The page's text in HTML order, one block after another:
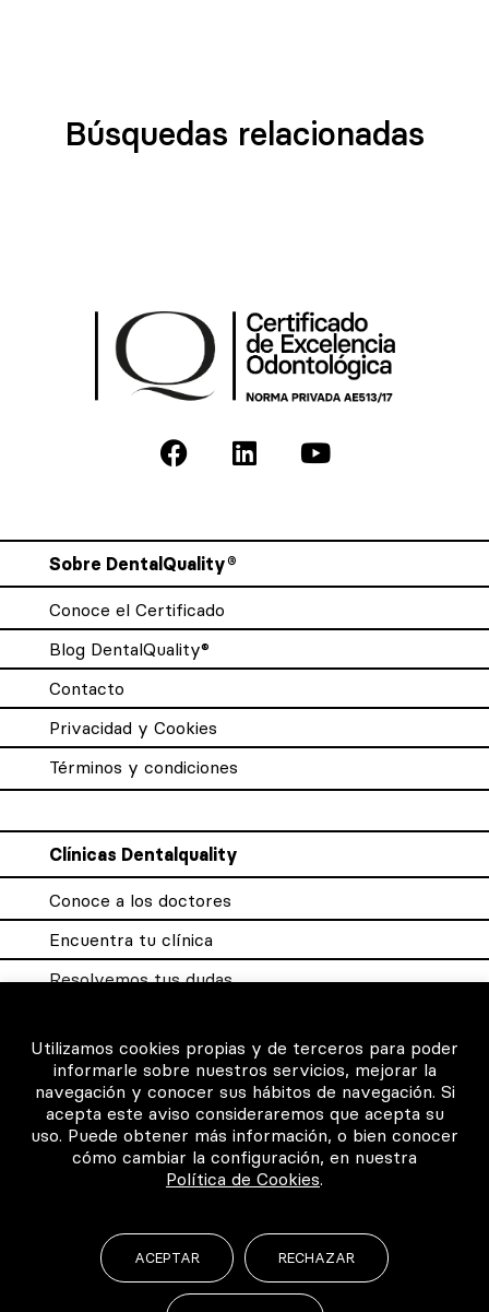
Búsquedas relacionadas
Sobre DentalQuality®
Conoce el Certificado
Blog DentalQuality®
Contacto
Privacidad y Cookies
Términos y condiciones
Clínicas Dentalquality
Conoce a los doctores
Encuentra tu clínica
Resolvemos tus dudas
Para los profesionales
Consigue tu certificado
Intranet clínicas certificadas
Música para los pacientes
Utilizamos cookies propias y de terceros para poder
informarle sobre nuestros servicios, mejorar la
navegación y conocer sus hábitos de navegación. Si
acepta este aviso consideraremos que acepta su
uso. Puede obtener más información, o bien conocer
cómo cambiar la configuración, en nuestra
Política de Cookies.
ACEPTAR RECHAZAR